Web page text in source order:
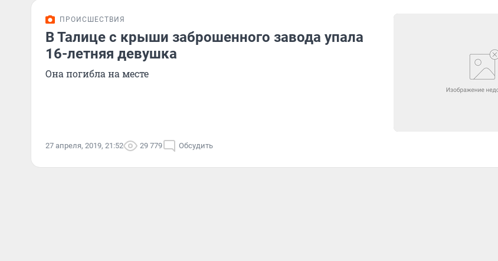
ПРОИСШЕСТВИЯ
В Талице с крыши заброшенного завода упала
16-летняя девушка
Она погибла на месте
27 апреля, 2019, 21:52 29 779 Обсудить